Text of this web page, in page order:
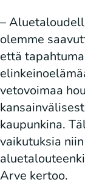
–
olemme
että
vetovoimaa
kaupunkina.
vaikutuksia
Arve kertoo.